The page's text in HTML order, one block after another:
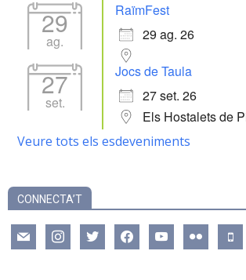
29
ag.
RaïmFest
29 ag. 26
27
set.
Jocs de Taula
27 set. 26
Els Hostalets de
Veure tots els esdeveniments
CONNECTA’T
mail instagramtwitter facebookyoutube flickr mobile